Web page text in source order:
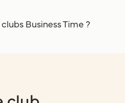
Business Time ?